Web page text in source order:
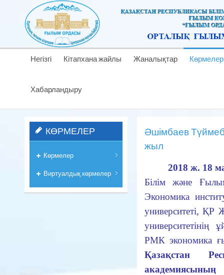
Негізгі Кітапхана жайлы Жаналықтар Көрмелер
Хабарландыру
Әшімбаев
жыл
2018 ж. 18
Білім және
Экономика
университеті,
РМКэкономика
Қазақстан
академиясының
КӨРМЕЛЕР
Көрмелер
Виртуалдық көрмелер